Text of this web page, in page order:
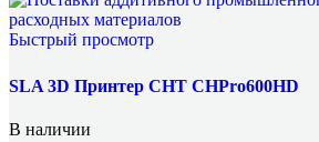
Быстрый просмотр
SLA 3D Принтер CHT CHPro600HD
В наличии